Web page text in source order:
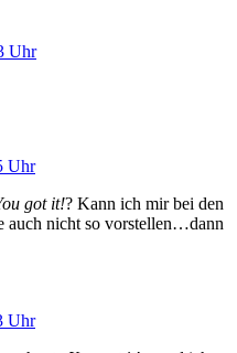
Uhr
Uhr
got it!? Kann ich mir bei den
auch nicht so vorstellen…dann
Uhr